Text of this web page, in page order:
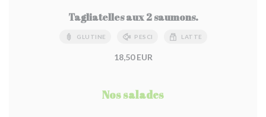
Tagliatelles aux 2 saumons.
GLUTINE PESCI LATTE
18,50 EUR
Nos salades